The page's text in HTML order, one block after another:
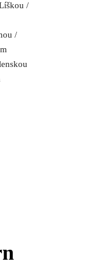
/
/